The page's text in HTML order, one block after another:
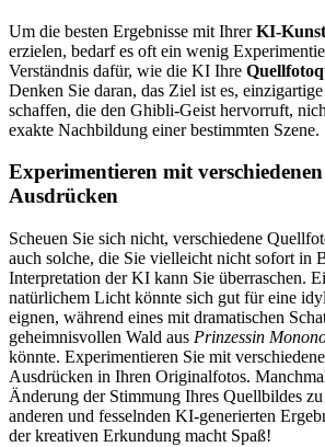
Um die besten Ergebnisse mit IhrerKI-
erzielen, bedarf es oft ein wenig
Verständnis dafür, wie die KI Ihre
Denken Sie daran, das Ziel ist es,
schaffen, die den Ghibli-Geist hervorruft,
exakte Nachbildung einer bestimmten Szene.
Experimentieren mit
Ausdrücken
Scheuen Sie sich nicht, verschiedene
auch solche, die Sie vielleicht nicht sofort in
Interpretation der KI kann Sie überraschen.
natürlichem Licht könnte sich gut für eine
eignen, während eines mit dramatischen
geheimnisvollen Wald aus Prinzessin
könnte. Experimentieren Sie mit
Ausdrücken in Ihren Originalfotos.
Änderung der Stimmung Ihres Quellbildes
anderen und fesselnden KI-generierten
der kreativen Erkundung macht Spaß!